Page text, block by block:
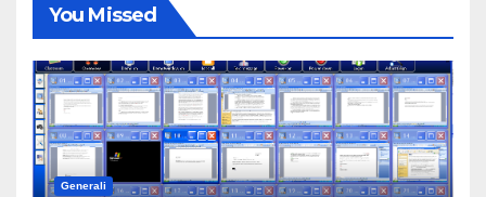
You Missed
Generali